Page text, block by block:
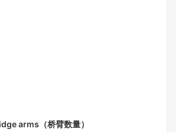
arms（桥臂数量）